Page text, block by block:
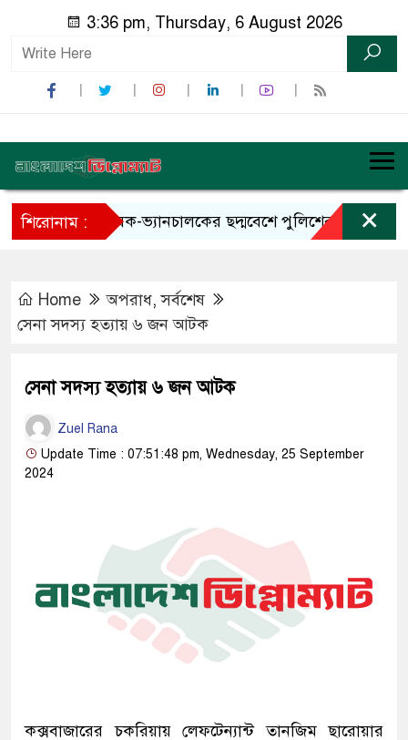
3:36 pm, Thursday, 6 August 2026
শিরোনাম :কৃষক-ভ্যানচালকের ছদ্মবেশে পুলিশের অভিযানে×
Home অপরাধ,সর্বশেষ
সেনা সদস্য হত্যায় ৬ জন আটক
সেনা সদস্য হত্যায় ৬ জন আটক
Zuel Rana
Update Time : 07:51:48 pm, Wednesday, 25 September
2024
কক্সবাজারের চকরিয়ায় লেফটেন্যান্ট তানজিম ছারোয়ার